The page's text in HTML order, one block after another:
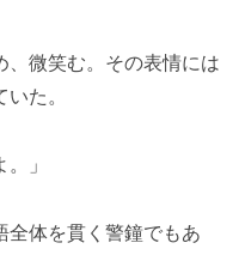
、微笑む。その表情には
た。
」
全体を貫く警鐘でもあ